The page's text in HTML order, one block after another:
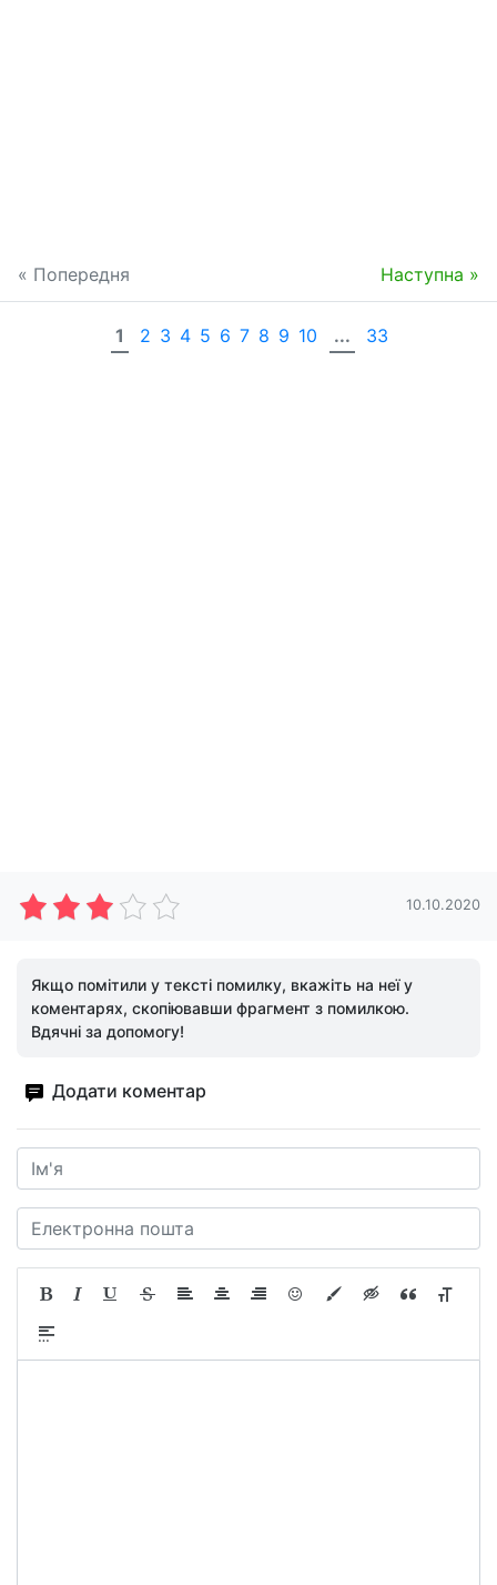
« Попередня Наступна »
1 2 3 4 5 6 7 8 9 10 ... 33
10.10.2020
Якщо помітили у тексті помилку, вкажіть на неї у
коментарях, скопіювавши фрагмент з помилкою.
Вдячні за допомогу!
Додати коментар